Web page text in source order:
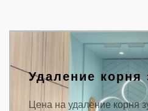
Удаление корня
Цена на удаление корня